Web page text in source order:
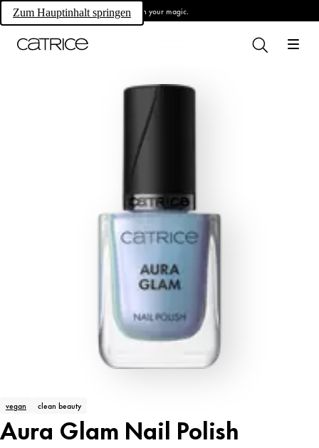
Zum Hauptinhalt springen Own your magic.
vegan clean beauty
Aura Glam Nail Polish